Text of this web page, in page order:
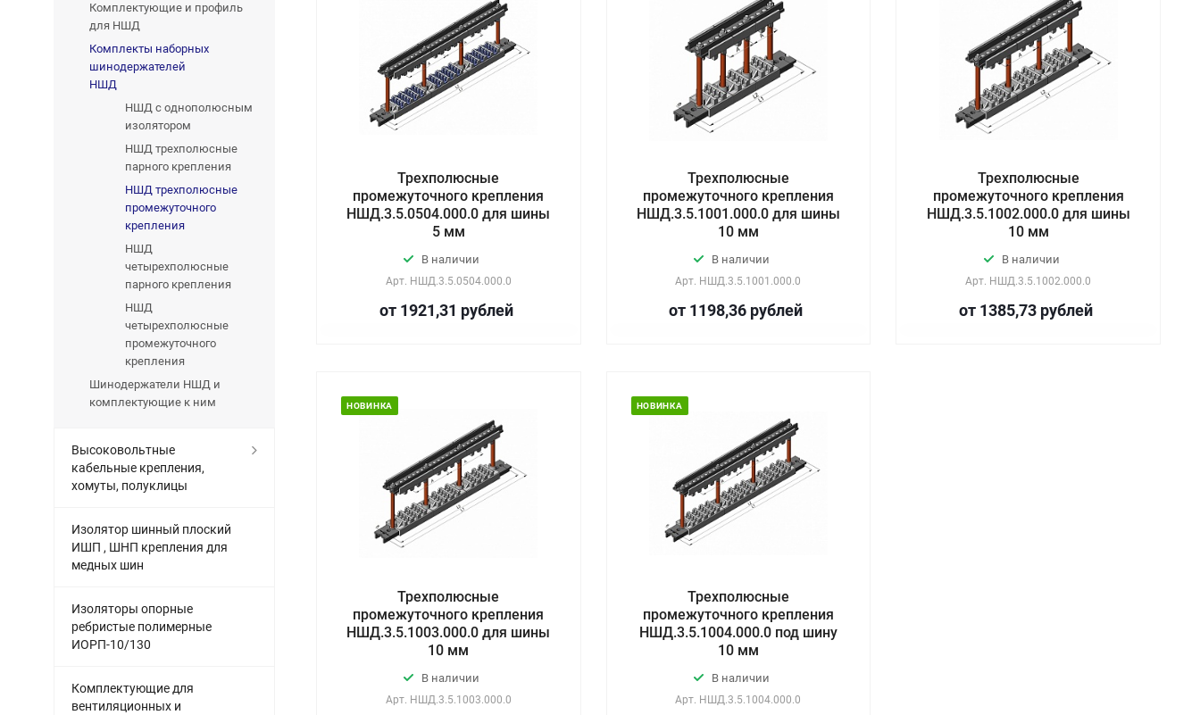
Трехполюсные
промежуточного крепления
НШД.3.5.0504.000.0 для шины
5 мм
В наличии
Арт. НШД.3.5.0504.000.0
от 1921,31 рублей
Трехполюсные
промежуточного крепления
НШД.3.5.1001.000.0 для шины
10 мм
В наличии
Арт. НШД.3.5.1001.000.0
от 1198,36 рублей
Трехполюсные
промежуточного крепления
НШД.3.5.1002.000.0 для шины
10 мм
В наличии
Арт. НШД.3.5.1002.000.0
от 1385,73 рублей
НОВИНКА
Трехполюсные
промежуточного крепления
НШД.3.5.1003.000.0 для шины
10 мм
В наличии
Арт. НШД.3.5.1003.000.0
НОВИНКА
Трехполюсные
промежуточного крепления
НШД.3.5.1004.000.0 под шину
10 мм
В наличии
Арт. НШД.3.5.1004.000.0
Комплектующие и профиль
для НШД
Комплекты наборных
шинодержателей
НШД
НШД с однополюсным
изолятором
НШД трехполюсные
парного крепления
НШД трехполюсные
промежуточного
крепления
НШД
четырехполюсные
парного крепления
НШД
четырехполюсные
промежуточного
крепления
Шинодержатели НШД и
комплектующие к ним
Высоковольтные
кабельные крепления,
хомуты, полуклицы
Изолятор шинный плоский
ИШП , ШНП крепления для
медных шин
Изоляторы опорные
ребристые полимерные
ИОРП-10/130
Комплектующие для
вентиляционных и